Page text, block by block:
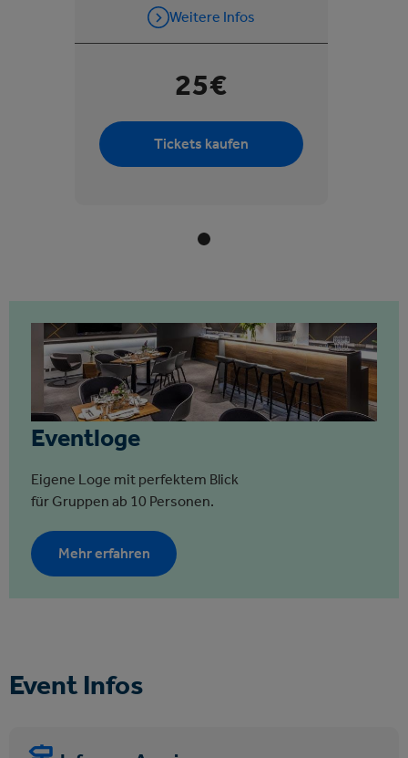
Weitere Infos
25€
Tickets kaufen
Eventloge
Eigene Loge mit perfektem Blick
für Gruppen ab 10 Personen.
Mehr erfahren
Event Infos